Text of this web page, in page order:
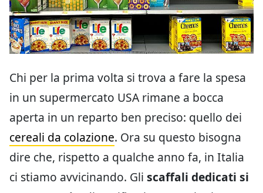
Chi per la prima volta si trova a fare la spesa
in un supermercato USA rimane a bocca
aperta in un reparto ben preciso: quello dei
cereali da colazione. Ora su questo bisogna
dire che, rispetto a qualche anno fa, in Italia
ci stiamo avvicinando. Gli scaffali dedicati si